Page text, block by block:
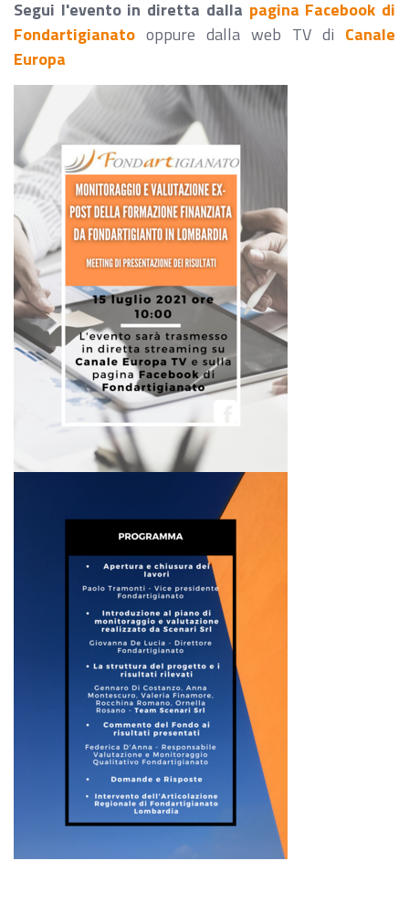
Segui l'evento in diretta dalla pagina Facebook di
Fondartigianato oppure dalla web TV di Canale
Europa